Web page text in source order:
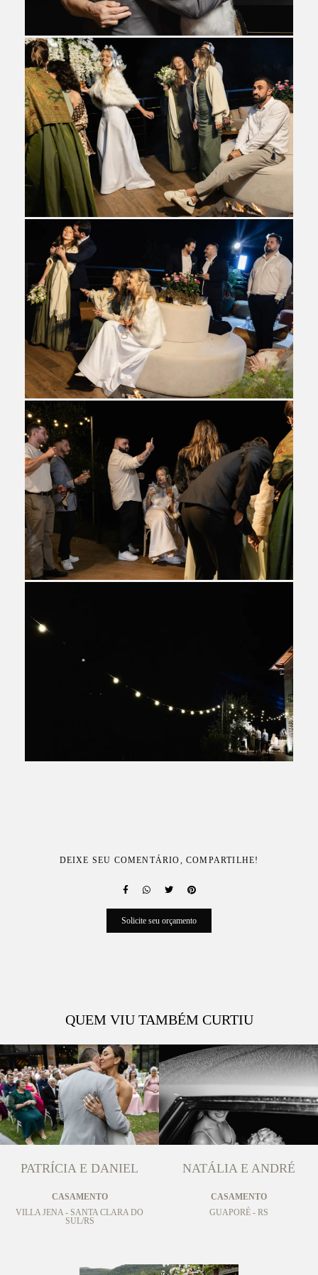
DEIXE SEU COMENTÁRIO, COMPARTILHE!
Solicite seu orçamento
QUEM VIU TAMBÉM CURTIU
PATRÍCIA E DANIEL
CASAMENTO
VILLA JENA - SANTA CLARA DO
SUL/RS
NATÁLIA E ANDRÉ
CASAMENTO
GUAPORÉ - RS